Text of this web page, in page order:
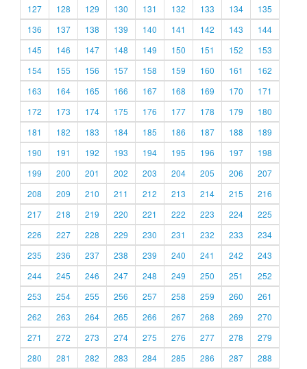
127
128 129 130 131 132 133 134
135
136
137 138 139 140 141 142 143
144
145
146 147 148 149 150 151 152
153
154
155 156 157 158 159 160 161
162
163
164 165 166 167 168 169 170
171
172
173 174 175 176 177 178 179
180
181
182 183 184 185 186 187 188
189
190
191 192 193 194 195 196 197
198
199
200 201 202 203 204 205 206
207
208
209 210 211 212 213 214 215
216
217
218 219 220 221 222 223 224
225
226
227 228 229 230 231 232 233
234
235
236 237 238 239 240 241 242
243
244
245 246 247 248 249 250 251
252
253
254 255 256 257 258 259 260
261
262
263 264 265 266 267 268 269
270
271
272 273 274 275 276 277 278
279
280
281 282 283 284 285 286 287 288